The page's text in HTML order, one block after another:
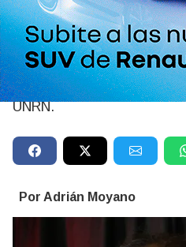
grados a su
Después de incursionar
instalará en el clown.
lenguaje en las carreras
UNRN.
Por Adrián Moyano